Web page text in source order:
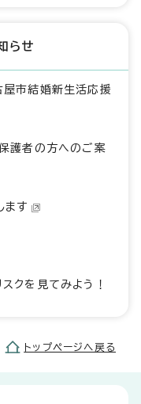
らせ
市結婚新生活応援
護者の方へのご案
ます
クを見てみよう！
トップページへ戻る